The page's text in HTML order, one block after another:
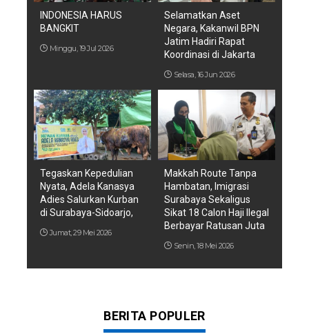
INDONESIA HARUS
BANGKIT
Minggu, 19 Jul 2026
Selamatkan Aset
Negara, Kakanwil BPN
Jatim Hadiri Rapat
Koordinasi di Jakarta
Selasa, 16 Jun 2026
Tegaskan Kepedulian
Nyata, Adela Kanasya
Adies Salurkan Kurban
di Surabaya-Sidoarjo,
Jumat, 29 Mei 2026
Makkah Route Tanpa
Hambatan, Imigrasi
Surabaya Sekaligus
Sikat 18 Calon Haji Ilegal
Berbayar Ratusan Juta
Senin, 18 Mei 2026
BERITA POPULER